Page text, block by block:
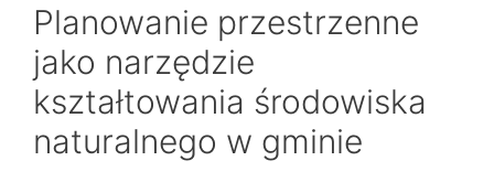
Planowanie przestrzenne
jako narzędzie
kształtowania środowiska
naturalnego w gminie